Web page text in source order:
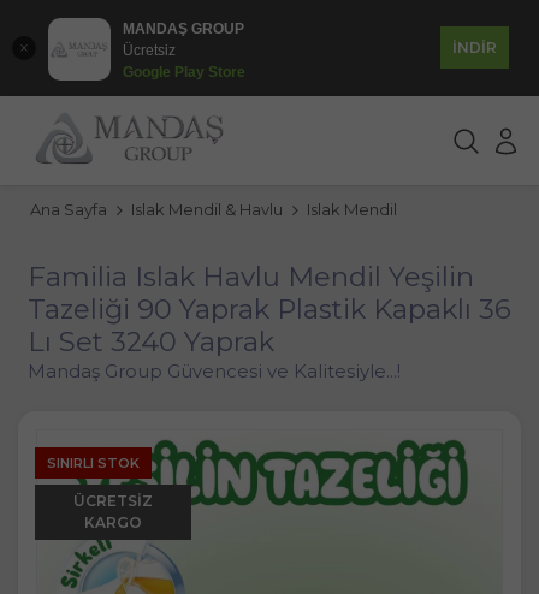
MANDAŞ GROUP
Ücretsiz
Google Play Store
İNDİR
Ana Sayfa Islak Mendil & Havlu Islak Mendil
Familia Islak Havlu Mendil Yeşilin
Tazeliği 90 Yaprak Plastik Kapaklı 36
Lı Set 3240 Yaprak
Mandaş Group Güvencesi ve Kalitesiyle...!
SINIRLI STOK
ÜCRETSIZ
KARGO